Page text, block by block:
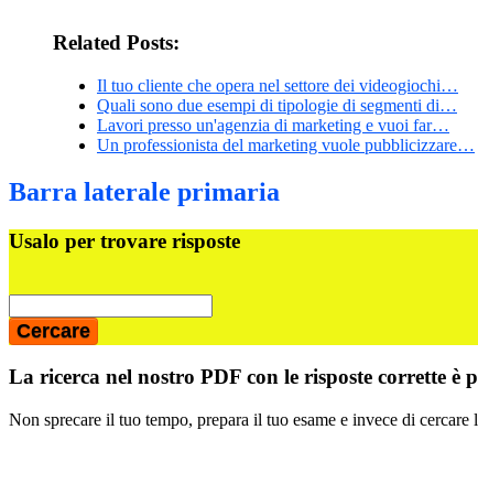
Related Posts:
Il tuo cliente che opera nel settore dei videogiochi…
Quali sono due esempi di tipologie di segmenti di…
Lavori presso un'agenzia di marketing e vuoi far…
Un professionista del marketing vuole pubblicizzare…
Barra laterale primaria
Usalo per trovare risposte
La ricerca nel nostro PDF con le risposte corrette è
Non sprecare il tuo tempo, prepara il tuo esame e invece di